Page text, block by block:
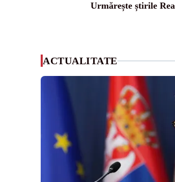
Urmărește știrile
ACTUALITATE